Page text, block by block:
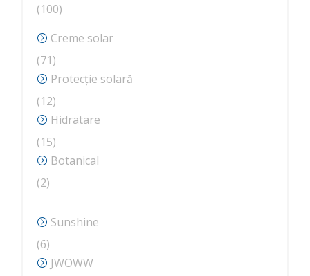
100100
produse
Creme solar
7171
de
produse
Protecție solară
1212
produse
Hidratare
1515
produse
Botanical
22
Sunshine
66
produse
JWOWW